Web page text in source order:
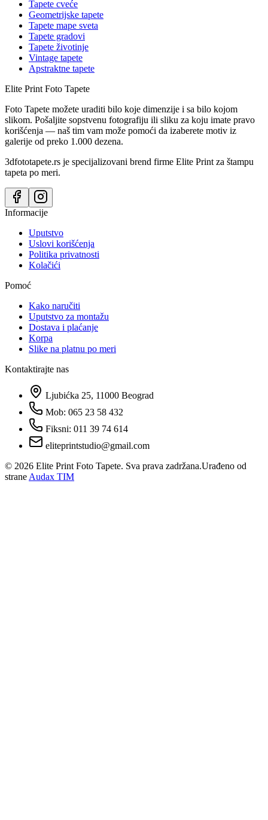
Tapete cveće
Geometrijske tapete
Tapete mape sveta
Tapete gradovi
Tapete životinje
Vintage tapete
Apstraktne tapete
Elite Print Foto Tapete
Foto Tapete možete uraditi bilo koje dimenzije i sa bilo kojom
slikom. Pošaljite sopstvenu fotografiju ili sliku za koju imate pravo
korišćenja — naš tim vam može pomoći da izaberete motiv iz
galerije od preko 1.000 dezena.
3dfototapete.rs je specijalizovani brend firme Elite Print za štampu
tapeta po meri.
Informacije
Uputstvo
Uslovi korišćenja
Politika privatnosti
Kolačići
Pomoć
Kako naručiti
Uputstvo za montažu
Dostava i plaćanje
Korpa
Slike na platnu po meri
Kontaktirajte nas
Ljubićka 25, 11000 Beograd
Mob: 065 23 58 432
Fiksni: 011 39 74 614
eliteprintstudio@gmail.com
© 2026 Elite Print Foto Tapete. Sva prava zadržana.Urađeno od
strane Audax TIM